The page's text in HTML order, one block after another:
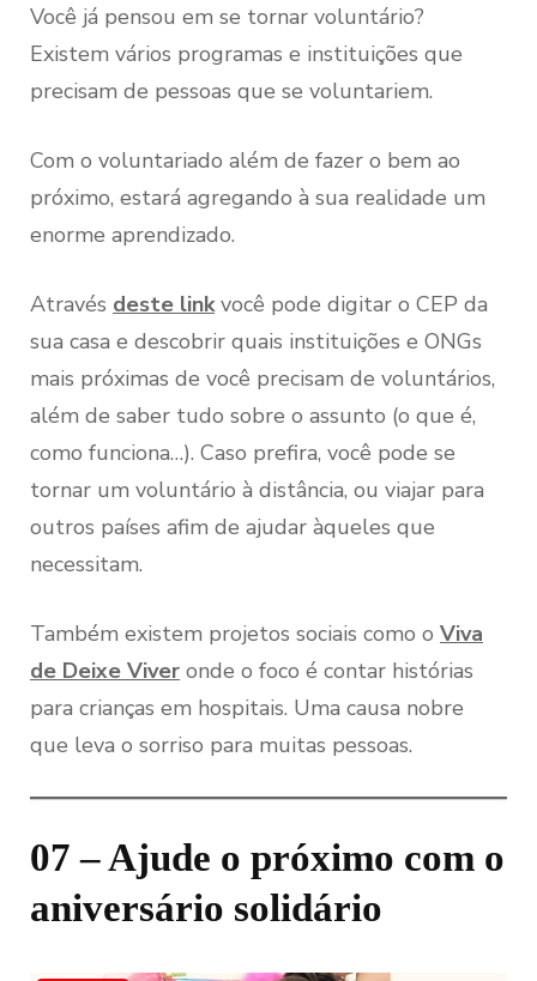
Você já pensou em se tornar voluntário?
Existem vários programas e instituições que
precisam de pessoas que se voluntariem.
Com o voluntariado além de fazer o bem ao
próximo, estará agregando à sua realidade um
enorme aprendizado.
Através deste linkvocê pode digitar o CEP da
sua casa e descobrir quais instituições e ONGs
mais próximas de você precisam de voluntários,
além de saber tudo sobre o assunto (o que é,
como funciona…). Caso prefira, você pode se
tornar um voluntário à distância, ou viajar para
outros países afim de ajudar àqueles que
necessitam.
Também existem projetos sociais como o Viva
de Deixe Viver onde o foco é contar histórias
para crianças em hospitais. Uma causa nobre
que leva o sorriso para muitas pessoas.
07 – Ajude o próximo com o
aniversário solidário